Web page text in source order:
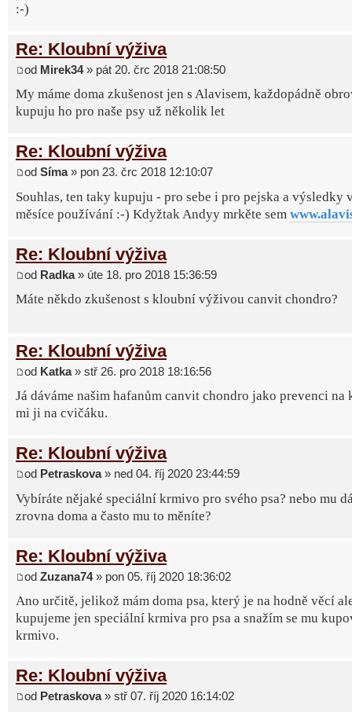
:-)
Re: Kloubní výživa
od Mirek34» pát 20. črc 2018 21:08:50
My máme doma zkušenost jen s Alavisem, každopádně
kupuju ho pro naše psy už několik let
Re: Kloubní výživa
od Síma» pon 23. črc 2018 12:10:07
Souhlas, ten taky kupuju - pro sebe i pro pejska a výsledky
měsíce používání :-) Kdyžtak Andyy mrkěte sem
Re: Kloubní výživa
od Radka» úte 18. pro 2018 15:36:59
Máte někdo zkušenost s kloubní výživou canvit chondro?
Re: Kloubní výživa
od Katka» stř 26. pro 2018 18:16:56
Já dáváme našim hafanům canvit chondro jako prevenci
mi ji na cvičáku.
Re: Kloubní výživa
od Petraskova» ned 04. říj 2020 23:44:59
Vybíráte nějaké speciální krmivo pro svého psa? nebo mu
zrovna doma a často mu to měníte?
Re: Kloubní výživa
od Zuzana74» pon 05. říj 2020 18:36:02
Ano určitě, jelikož mám doma psa, který je na hodně věcí
kupujeme jen speciální krmiva pro psa a snažím se mu
krmivo.
Re: Kloubní výživa
od Petraskova» stř 07. říj 2020 16:14:02